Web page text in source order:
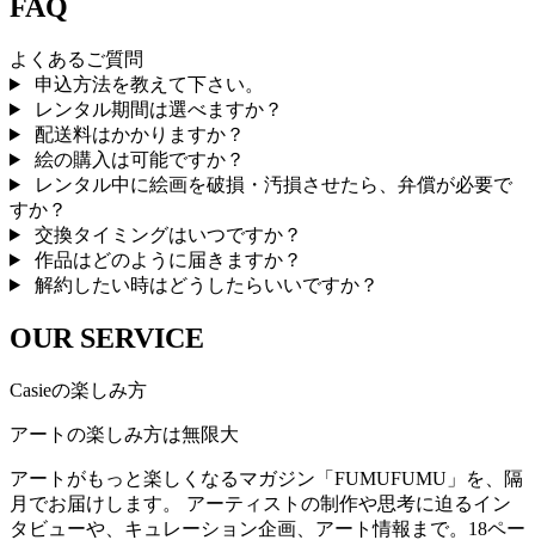
FAQ
よくあるご質問
申込方法を教えて下さい。
レンタル期間は選べますか？
配送料はかかりますか？
絵の購入は可能ですか？
レンタル中に絵画を破損・汚損させたら、弁償が必要で
すか？
交換タイミングはいつですか？
作品はどのように届きますか？
解約したい時はどうしたらいいですか？
OUR SERVICE
Casieの楽しみ方
アートの楽しみ方は無限大
アートがもっと楽しくなるマガジン「FUMUFUMU」を、隔
月でお届けします。 アーティストの制作や思考に迫るイン
タビューや、キュレーション企画、アート情報まで。18ペー